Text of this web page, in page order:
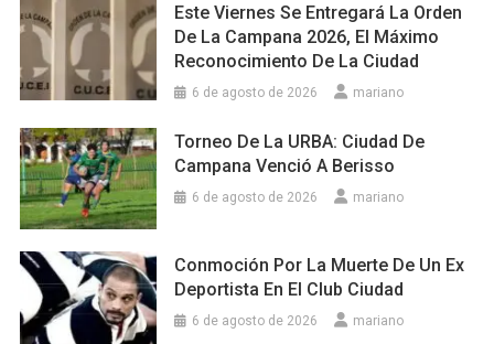
Este Viernes Se Entregará La Orden
De La Campana 2026, El Máximo
Reconocimiento De La Ciudad
6 de agosto de 2026 mariano
Torneo De La URBA: Ciudad De
Campana Venció A Berisso
6 de agosto de 2026 mariano
Conmoción Por La Muerte De Un Ex
Deportista En El Club Ciudad
6 de agosto de 2026 mariano